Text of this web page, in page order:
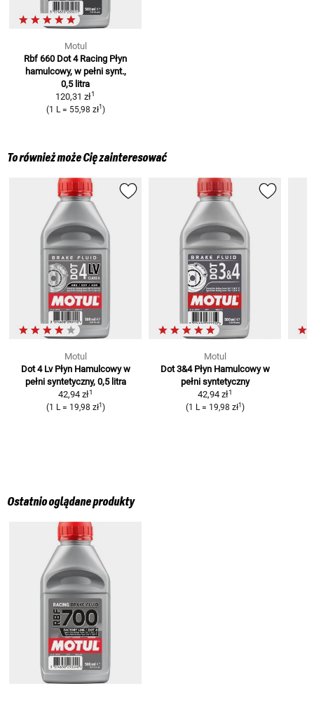
Motul
Rbf 660 Dot 4 Racing Płyn
hamulcowy, w pełni synt.,
0,5 litra
120,31 zł1
(1 L = 55,98 zł1 )
To również może Cię zainteresować
Motul
Dot 4 Lv Płyn Hamulcowy w
pełni syntetyczny, 0,5 litra
42,94 zł1
(1 L= 19,98 zł1 )
Motul
Dot 3&4 Płyn Hamulcowy w
pełni syntetyczny
42,94 zł1
(1 L= 19,98 zł1 )
Ostatnio oglądane produkty